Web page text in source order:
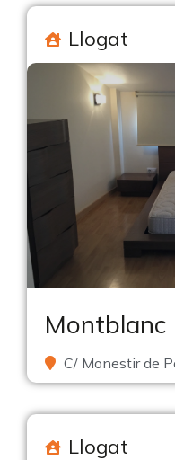
Llogat
Montblanc
C/ Monestir de
Llogat